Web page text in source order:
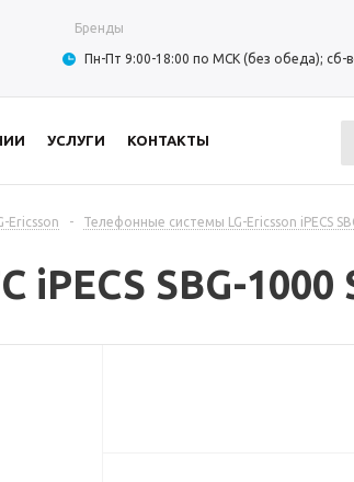
Бренды
Пн-Пт 9:00-18:00 по МСК (без обеда); сб-
УСЛУГИ КОНТАКТЫ
Ericsson - Телефонные системы LG-Ericsson iPECS
SBG-1000